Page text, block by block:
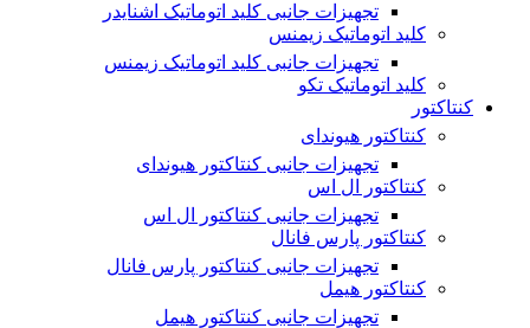
تجهیزات جانبی کلید اتوماتیک اشنایدر
کلید اتوماتیک زیمنس
تجهیزات جانبی کلید اتوماتیک زیمنس
کلید اتوماتیک تکو
کنتاکتور
کنتاکتور هیوندای
تجهیزات جانبی کنتاکتور هیوندای
کنتاکتور ال اس
تجهیزات جانبی کنتاکتور ال اس
کنتاکتور پارس فانال
تجهیزات جانبی کنتاکتور پارس فانال
کنتاکتور هیمل
تجهیزات جانبی کنتاکتور هیمل